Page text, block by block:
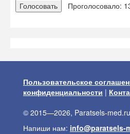
Проголосовало:
Пользовательское
конфиденциальности |
© 2015—2026, Paratsels-med.ru
Напиши нам: info@paratsels-